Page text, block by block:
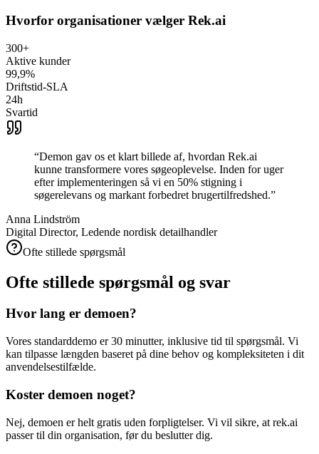
Hvorfor organisationer vælger Rek.ai
300+
Aktive kunder
99,9%
Driftstid-SLA
24h
Svartid
“Demon gav os et klart billede af, hvordan Rek.ai
kunne transformere vores søgeoplevelse. Inden for uger
efter implementeringen så vi en 50% stigning i
søgerelevans og markant forbedret brugertilfredshed.”
Anna Lindström
Digital Director, Ledende nordisk detailhandler
Ofte stillede spørgsmål
Ofte stillede spørgsmål og svar
Hvor lang er demoen?
Vores standarddemo er 30 minutter, inklusive tid til spørgsmål. Vi
kan tilpasse længden baseret på dine behov og kompleksiteten i dit
anvendelsestilfælde.
Koster demoen noget?
Nej, demoen er helt gratis uden forpligtelser. Vi vil sikre, at rek.ai
passer til din organisation, før du beslutter dig.